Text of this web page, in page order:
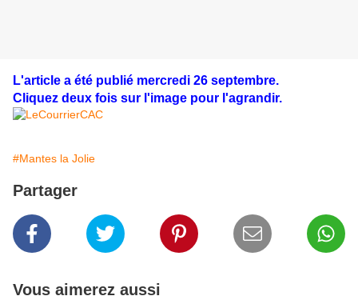
L'article a été publié mercredi 26 septembre.
Cliquez deux fois sur l'image pour l'agrandir.
#Mantes la Jolie
Partager
Vous aimerez aussi